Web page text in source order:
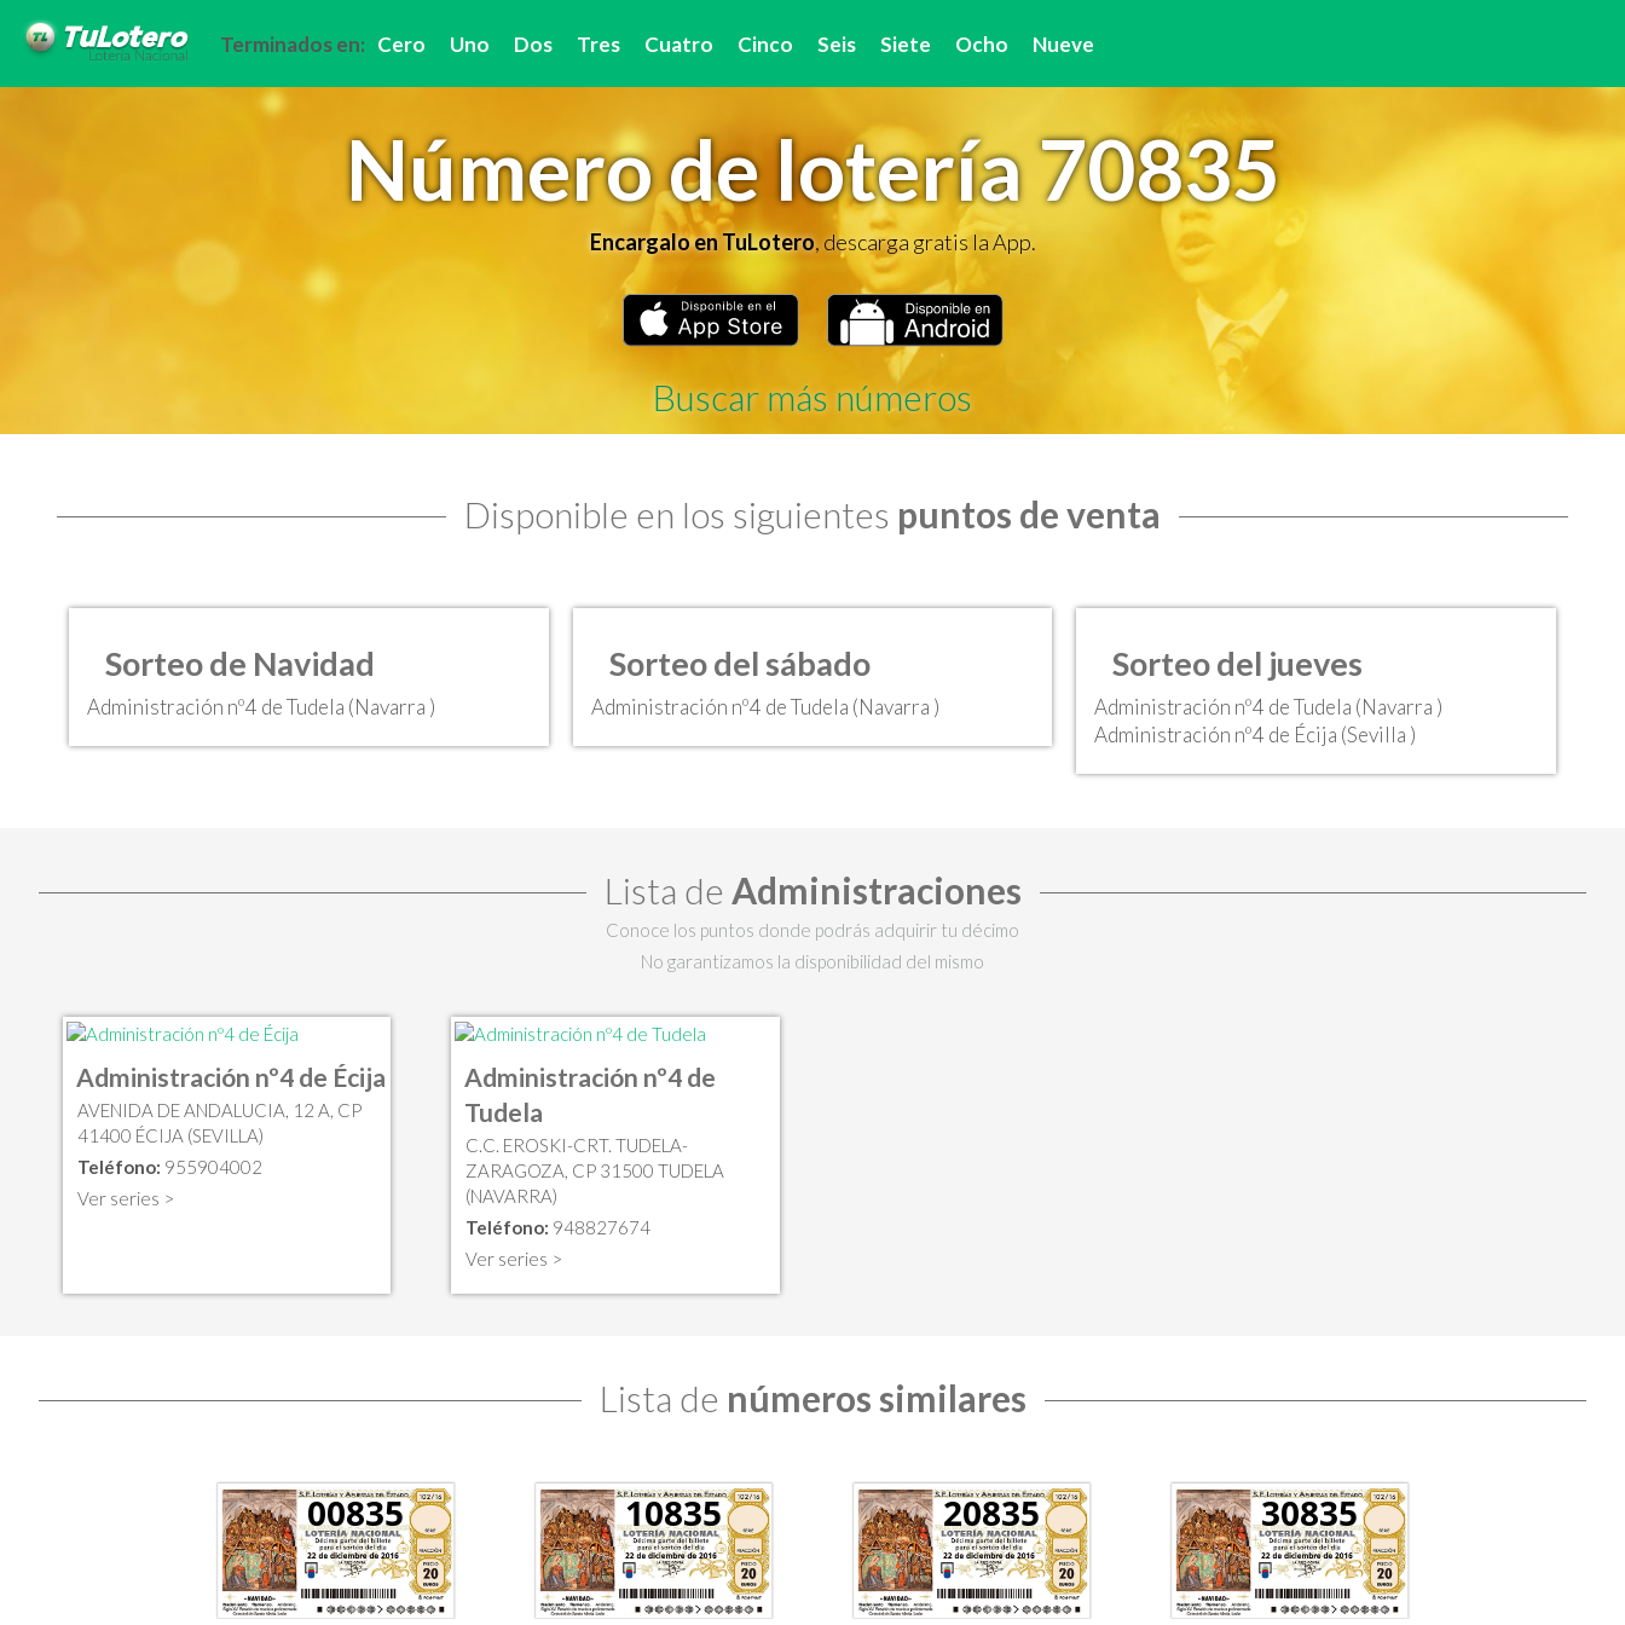
Terminados en: Cero Uno Dos Tres Cuatro Cinco Seis Siete Ocho Nueve
Número de lotería 70835
Encargalo en TuLotero, descarga gratis la App.
Buscar más números
Disponible en los siguientes puntos de venta
Sorteo de Navidad
Administración nº4 de Tudela (Navarra )
Sorteo del sábado
Administración nº4 de Tudela (Navarra )
Sorteo del jueves
Administración nº4 de Tudela (Navarra )
Administración nº4 de Écija (Sevilla )
Lista de Administraciones
Conoce los puntos donde podrás adquirir tu décimo
No garantizamos la disponibilidad del mismo
Administración nº4 de Écija
AVENIDA DE ANDALUCIA, 12 A, CP
41400 ÉCIJA (SEVILLA)
Teléfono: 955904002
Ver series >
Administración nº4 de
Tudela
C.C. EROSKI-CRT. TUDELA-
ZARAGOZA, CP 31500 TUDELA
(NAVARRA)
Teléfono: 948827674
Ver series >
Lista de números similares
00835 10835 20835 30835